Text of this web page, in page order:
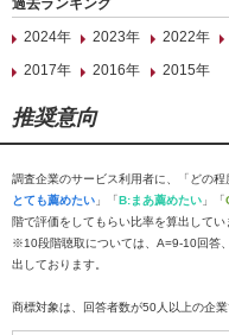
過去ランキング
2024年
2023年 2022年
2017年
2016年 2015年
推奨意向
調査企業のサービス利用者に、「どの
とても薦めたい 」「B:まあ薦めたい 」「
階で評価をしてもらい比率を算出してい
※10段階聴取については、A=9-10回答
出しております。
商標対象は、回答者数が50人以上の企業